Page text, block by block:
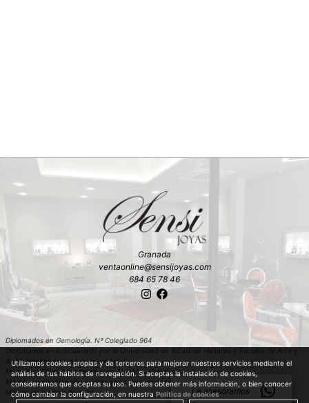
Granada
ventaonline@sensijoyas.com
684 65 78 46
Diplomados en Gemología. Nº Colegiado 964
Diplomados en anticuariado por la Universidad de Alcalá de Henares y Escuela de Arte y
Antigüedades con mención especial
Máster en Diamantes tallados en Amberes (Bélgica)
Máster en clasificación y estimación del diamante en bruto en Amberes (Bélgica)
Máster en piedras de color
Utilizamos cookies propias y de terceros para mejorar nuestros servicios mediante el
análisis de tus hábitos de navegación. Si aceptas la instalación de cookies,
consideramos que aceptas su uso. Puedes obtener más información, o bien conocer
cómo cambiar la configuración, en nuestra Política de cookiesLe asesoramos